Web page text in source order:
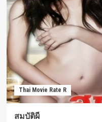
Thai Movie Rate R
สมบัติผี